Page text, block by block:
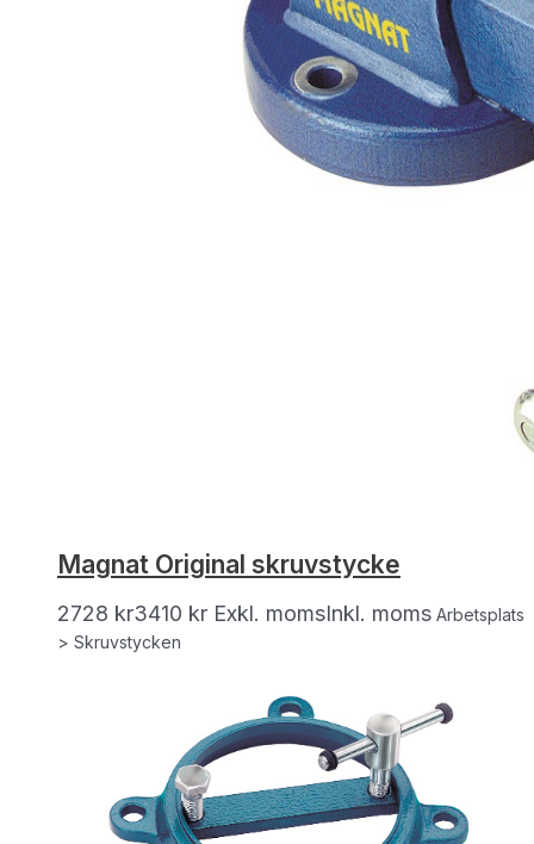
Magnat Original skruvstycke
2728 kr3410 kr Exkl. momsInkl. moms Arbetsplats
> Skruvstycken